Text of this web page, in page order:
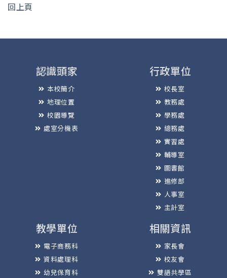
回上頁
認識頭家
本校簡介
地理位置
校園導覽
處室分機表
行政單位
校長室
教務處
學務處
總務處
實習處
輔導室
圖書館
進修部
人事室
主計室
教學單位
電子商務科
資料處理科
幼兒保育科
相關資訊
家長會
校友會
雙語共學區